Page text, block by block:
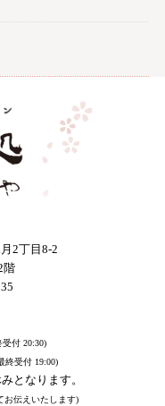
2丁目8-2
階
受付 20:30)
終受付 19:00)
となります。
お伝えいたします)